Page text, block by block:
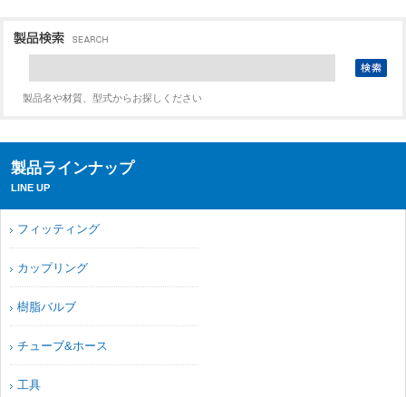
製品名や材質、型式からお探しください
製品ラインナップ
LINE UP
フィッティング
カップリング
樹脂バルブ
チューブ&ホース
工具